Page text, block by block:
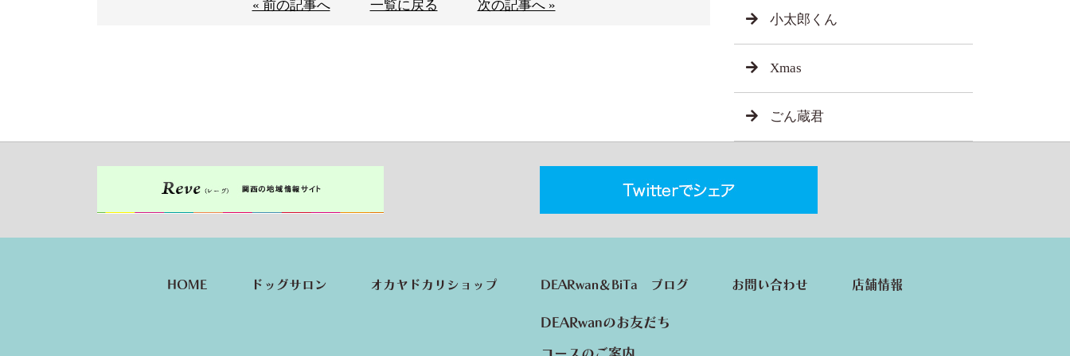
« 前の記事へ 一覧に戻る
次の記事へ »
小太郎くん
Xmas
ごん蔵君
HOME ドッグサロン オカヤドカリショップ DEARwan＆BiTa ブログ
DEARwanのお友だち
お問い合わせ 店舗情報